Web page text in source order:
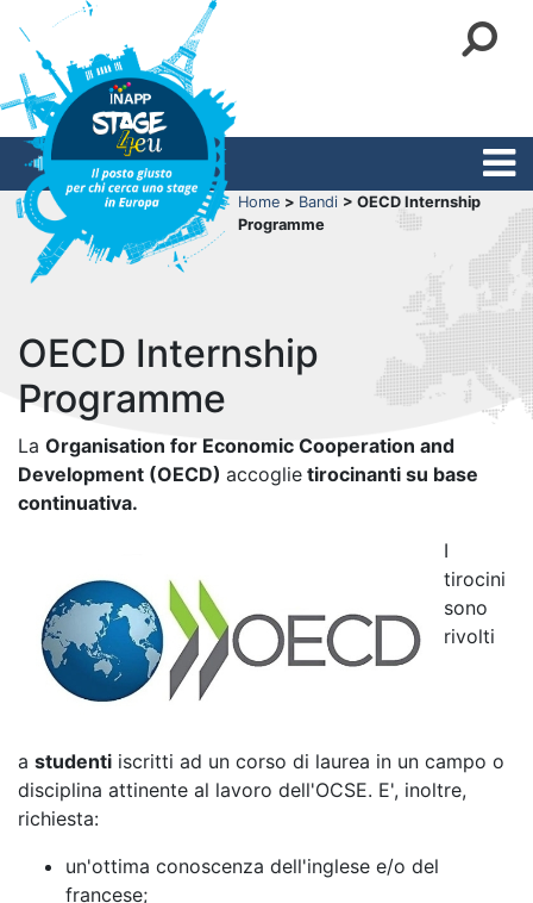
Home > Bandi > OECD Internship
Programme
OECD Internship
Programme
La Organisation for Economic Cooperation and
Development (OECD) accoglie tirocinanti su base
continuativa.
I
tirocini
sono
rivolti
a studenti iscritti ad un corso di laurea in un campo o
disciplina attinente al lavoro dell'OCSE. E', inoltre,
richiesta:
un'ottima conoscenza dell'inglese e/o del
francese;